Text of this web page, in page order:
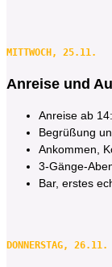
MITTWOCH, 25.11.
Anreise und
Anreise ab
Begrüßung
Ankommen,
3-Gänge-
Bar, erstes
DONNERSTAG, 26.11.